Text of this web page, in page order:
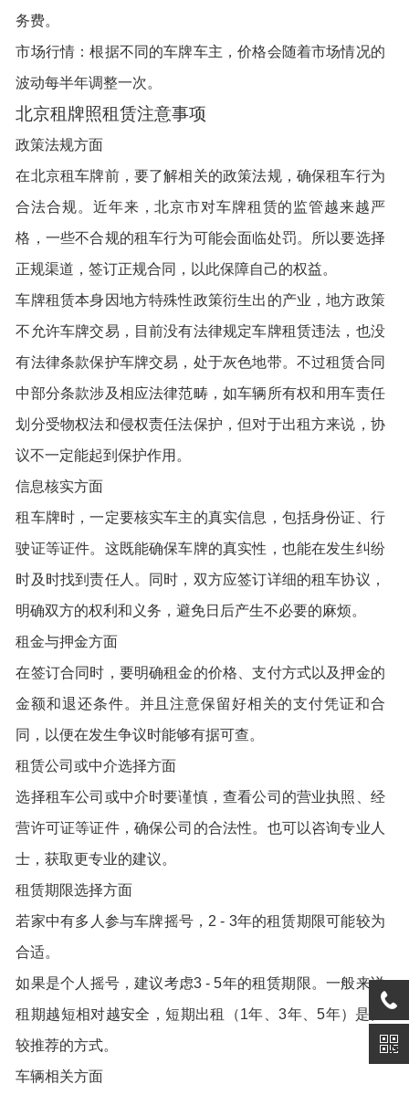
务费。
市场行情：根据不同的车牌车主，价格会随着市场情况的
波动每半年调整一次。
北京租牌照租赁注意事项
政策法规方面
在北京租车牌前，要了解相关的政策法规，确保租车行为
合法合规。近年来，北京市对车牌租赁的监管越来越严
格，一些不合规的租车行为可能会面临处罚。所以要选择
正规渠道，签订正规合同，以此保障自己的权益。
车牌租赁本身因地方特殊性政策衍生出的产业，地方政策
不允许车牌交易，目前没有法律规定车牌租赁违法，也没
有法律条款保护车牌交易，处于灰色地带。不过租赁合同
中部分条款涉及相应法律范畴，如车辆所有权和用车责任
划分受物权法和侵权责任法保护，但对于出租方来说，协
议不一定能起到保护作用。
信息核实方面
租车牌时，一定要核实车主的真实信息，包括身份证、行
驶证等证件。这既能确保车牌的真实性，也能在发生纠纷
时及时找到责任人。同时，双方应签订详细的租车协议，
明确双方的权利和义务，避免日后产生不必要的麻烦。
租金与押金方面
在签订合同时，要明确租金的价格、支付方式以及押金的
金额和退还条件。并且注意保留好相关的支付凭证和合
同，以便在发生争议时能够有据可查。
租赁公司或中介选择方面
选择租车公司或中介时要谨慎，查看公司的营业执照、经
营许可证等证件，确保公司的合法性。也可以咨询专业人
士，获取更专业的建议。
租赁期限选择方面
若家中有多人参与车牌摇号，2 - 3年的租赁期限可能较为
合适。
如果是个人摇号，建议考虑3 - 5年的租赁期限。一般来说
租期越短相对越安全，短期出租（1年、3年、5年）是比
较推荐的方式。
车辆相关方面